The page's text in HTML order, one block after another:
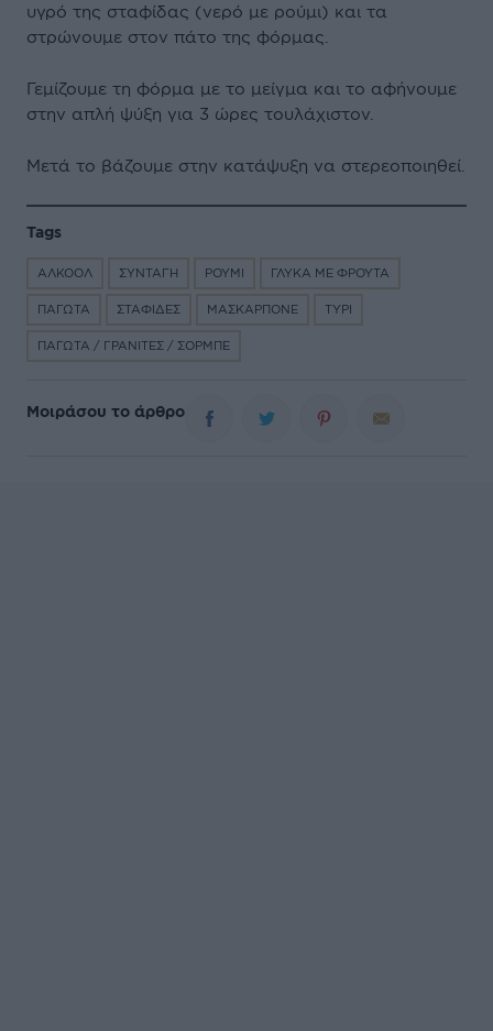
υγρό της σταφίδας (νερό με ρούμι) και τα
στρώνουμε στον πάτο της φόρμας.
Γεμίζουμε τη φόρμα με το μείγμα και το αφήνουμε
στην απλή ψύξη για 3 ώρες τουλάχιστον.
Μετά το βάζουμε στην κατάψυξη να στερεοποιηθεί.
Tags
ΑΛΚΟΟΛ ΣΥΝΤΑΓΗ ΡΟΥΜΙ ΓΛΥΚΑ ΜΕ ΦΡΟΥΤΑ
ΠΑΓΩΤΑ ΣΤΑΦΙΔΕΣ ΜΑΣΚΑΡΠΟΝΕ ΤΥΡΙ
ΠΑΓΩΤΑ / ΓΡΑΝΙΤΕΣ / ΣΟΡΜΠΕ
Μοιράσου το άρθρο